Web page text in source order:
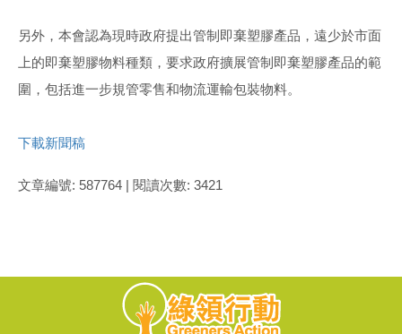
另外，本會認為現時政府提出管制即棄塑膠產品，遠少於市面
上的即棄塑膠物料種類，要求政府擴展管制即棄塑膠產品的範
圍，包括進一步規管零售和物流運輸包裝物料。
下載新聞稿
文章編號: 587764 | 閱讀次數: 3421